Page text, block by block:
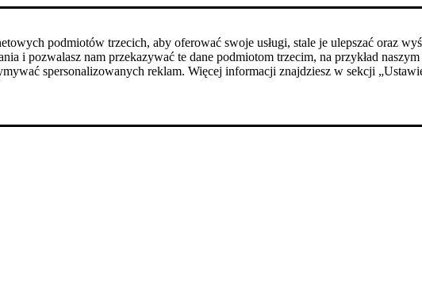
podmiotów trzecich, aby oferować swoje usługi, stale je ulepszać oraz
i pozwalasz nam przekazywać te dane podmiotom trzecim, na przykład
spersonalizowanych reklam. Więcej informacji znajdziesz w sekcji